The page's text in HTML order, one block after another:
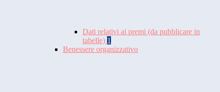
Dati relativi ai premi (da pubblicare in
tabelle) 1
Benessere organizzativo